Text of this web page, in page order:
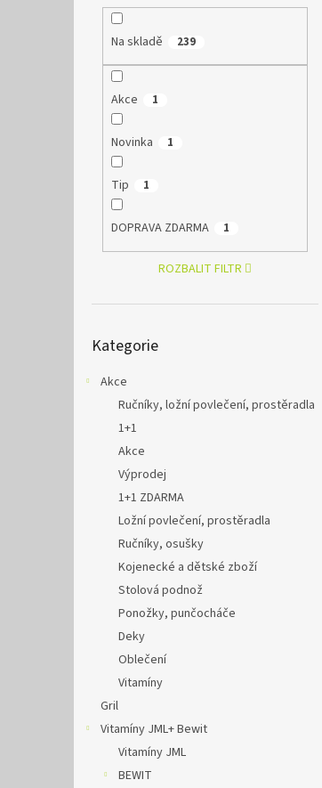
Na skladě 239
Akce 1
Novinka 1
Tip 1
DOPRAVA ZDARMA 1
ROZBALIT FILTR
kategorie
Kategorie
Akce
Ručníky, ložní povlečení, prostěradla
1+1
Akce
Výprodej
1+1 ZDARMA
Ložní povlečení, prostěradla
Ručníky, osušky
Kojenecké a dětské zboží
Stolová podnož
Ponožky, punčocháče
Deky
Oblečení
Vitamíny
Gril
Vitamíny JML+ Bewit
Vitamíny JML
BEWIT